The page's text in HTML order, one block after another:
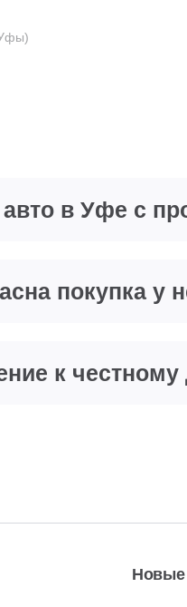
авто в Уфе с
покупка у
к честному
Новые